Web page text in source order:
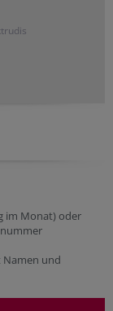
im Monat) oder
Namen und